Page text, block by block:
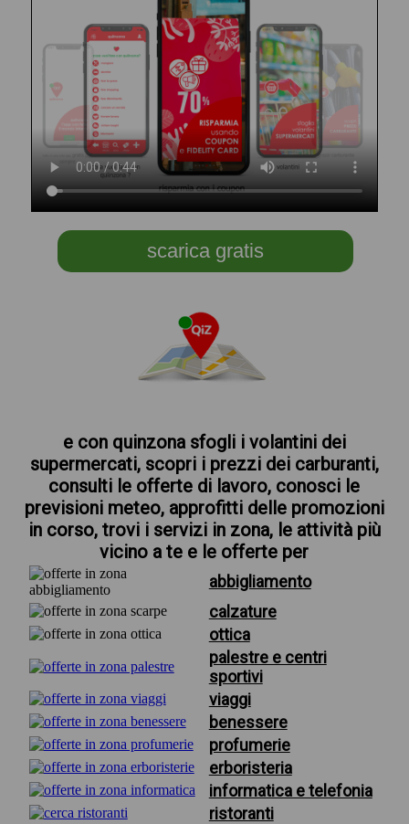
scarica gratis
e con quinzona sfogli i volantini dei
supermercati, scopri i prezzi dei carburanti,
consulti le offerte di lavoro, conosci le
previsioni meteo, approfitti delle promozioni
in corso, trovi i servizi in zona, le attività più
vicino a te e le offerte per
abbigliamento
calzature
ottica
palestre e centri
sportivi
viaggi
benessere
profumerie
erboristeria
informatica e telefonia
ristoranti